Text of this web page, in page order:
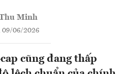
Minh
09/06/2026
cũng đang thấp